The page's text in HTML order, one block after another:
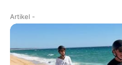
Artikel -